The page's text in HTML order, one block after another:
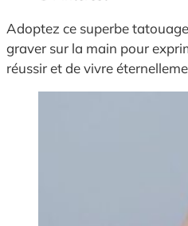
Adoptez ce superbe
graver sur la main pour
réussir et de vivre